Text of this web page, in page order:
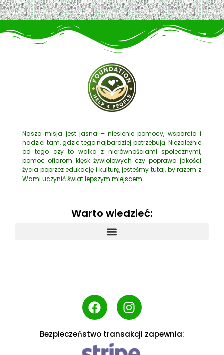
Nasza misja jest jasna – niesienie pomocy, wsparcia i
nadziei tam, gdzie tego najbardziej potrzebują. Niezależnie
od tego czy to walka z nierównościami społecznymi,
pomoc ofiarom klęsk żywiołowych czy poprawa jakości
życia poprzez edukację i kulturę, jesteśmy tutaj, by razem z
Wami uczynić świat lepszym miejscem.
Warto wiedzieć:
Bezpieczeństwo transakcji zapewnia: